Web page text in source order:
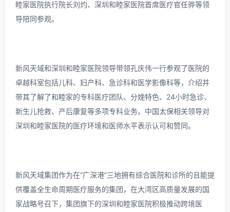
睦家医院执行院长刘灼、深圳和睦家医院首席医疗官任骅等领
导陪同参观。
新风天域和深圳和睦家医院领导带领孔庆伟一行参观了医院的
卓越科室包括儿科、妇产科、急诊科和医学影像科等，介绍并
带其了解了和睦家的专科医疗团队、分娩特色、24小时急诊、
新生儿抢救、产后康复等多项专科业务。中国太保相关领导对
深圳和睦家医院的医疗环境和医师水平表示认可和赞同。
新风天域集团作为在“广深港”三地拥有综合医院和诊所的且能提
供覆盖全生命周期医疗服务的集团，在大湾区高质量发展的国
家战略号召下，集团旗下的深圳和睦家医院积极推动跨境医